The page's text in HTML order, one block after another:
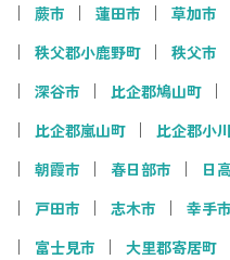
蕨市
蓮田市 草加市
秩父郡小鹿野町
秩父市
深谷市
比企郡鳩山町
比企郡嵐山町
比企郡小
朝霞市
春日部市 日
戸田市
志木市 幸手市
富士見市
大里郡寄居町